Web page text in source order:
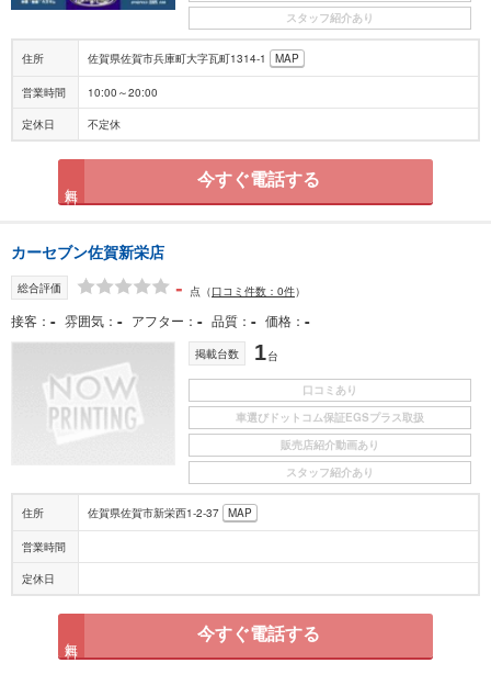
スタッフ紹介あり
住所 佐賀県佐賀市兵庫町大字瓦町1314-1 MAP
営業時間 10:00～20:00
定休日 不定休
今すぐ電話する
カーセブン佐賀新栄店
総合評価 - 点 （口コミ件数：0件）
接客 - 雰囲気 - アフター - 品質 - 価格 -
掲載台数 1台
口コミあり
車選びドットコム保証EGSプラス取扱
販売店紹介動画あり
スタッフ紹介あり
住所 佐賀県佐賀市新栄西1-2-37 MAP
営業時間
定休日
今すぐ電話する